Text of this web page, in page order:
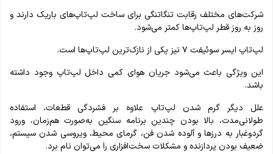
شرکت‌های مختلف رقابت تنگاتنگی برای ساخت لپ‌تاپ‌های باریک دارند و
روز به روز قطر لپ‌تاپ‌ها کمتر می‌شود.
لپ‌تاپ ایسر سوئیفت ۷ نیز یکی از نازک‌ترین لپ‌تاپ‌ها است.
این ویژگی باعث می‌شود جریان هوای کمی داخل لپ‌تاپ وجود داشته
باشد.
علل دیگر گرم شدن لپ‌تاپ علاوه بر فشردگی قطعات، استفاده
طولانی‌مدت، بالا بودن چندین برنامه سنگین به‌صورت هم‌زمان، ورود
گردوغبار به درزها و آلوده شدن فن، گرمای محیط، ویروسی شدن سیستم،
ضعیف بودن پردازنده و مشکلات سخت‌افزاری را می‌توان نام برد.